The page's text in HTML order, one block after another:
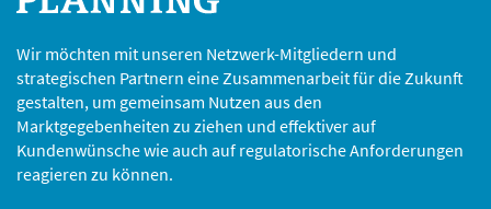
Wir möchten mit unseren Netzwerk-Mitgliedern und
strategischen Partnern eine Zusammenarbeit für die Zukunft
gestalten, um gemeinsam Nutzen aus den
Marktgegebenheiten zu ziehen und effektiver auf
Kundenwünsche wie auch auf regulatorische Anforderungen
reagieren zu können.